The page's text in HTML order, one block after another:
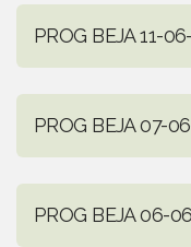
PROG BEJA 11-
PROG BEJA 07-
PROG BEJA 06-